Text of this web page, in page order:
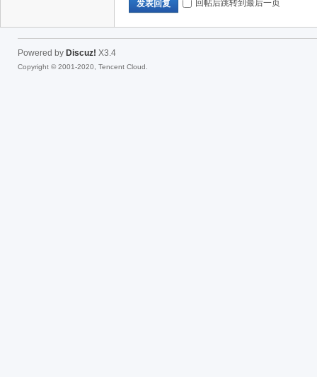
发表回复 回帖后跳转到最后一页
Powered by Discuz! X3.4
Copyright © 2001-2020, Tencent Cloud.